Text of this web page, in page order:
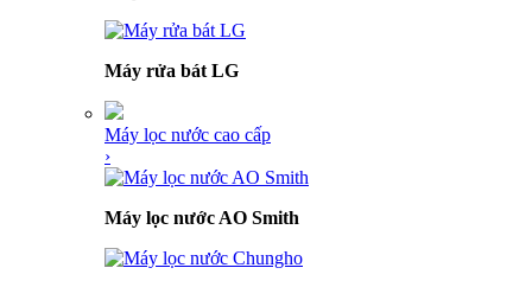
Máy rửa bát LG
Máy lọc nước cao cấp
›
Máy lọc nước AO Smith